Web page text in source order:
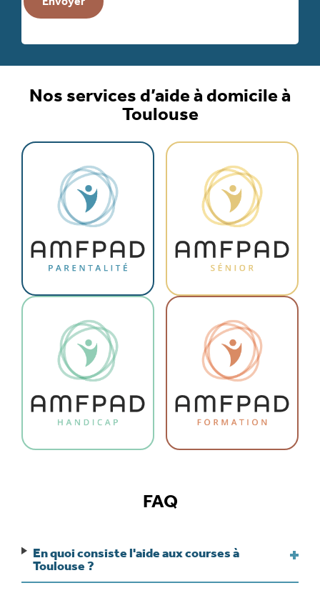
Nos services d’aide à domicile à
Toulouse
FAQ
En quoi consiste l'aide aux courses à
Toulouse ?